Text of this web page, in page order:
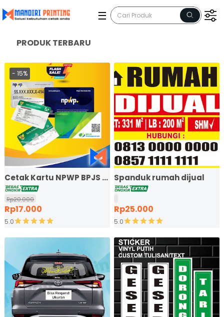
☰
PRODUK TERBARU
15%
Cetak Kartu NPWP BPJS KIS
Rp20.000
Rp17.000
5.0
Spanduk rumah dijual
Rp25.000
5.0